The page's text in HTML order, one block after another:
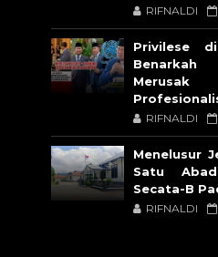
RIFNALDI
Privilese
Benarkah
RIFNALDI
Menelusur
Satu
Secata-B
RIFNALDI